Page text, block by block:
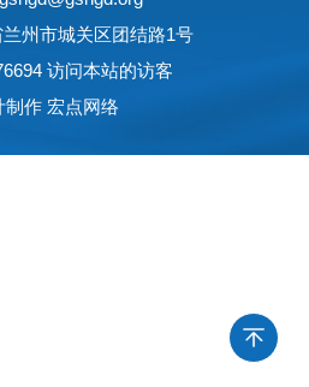
州市城关区团结路1号
访问本站的访客
制作 宏点网络